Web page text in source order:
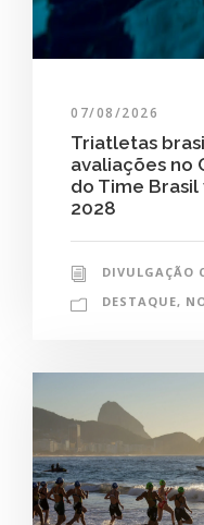
07/08/2026
Triatletas
avaliações no
do Time Brasil
2028
DIVULGAÇÃO
DESTAQUE,